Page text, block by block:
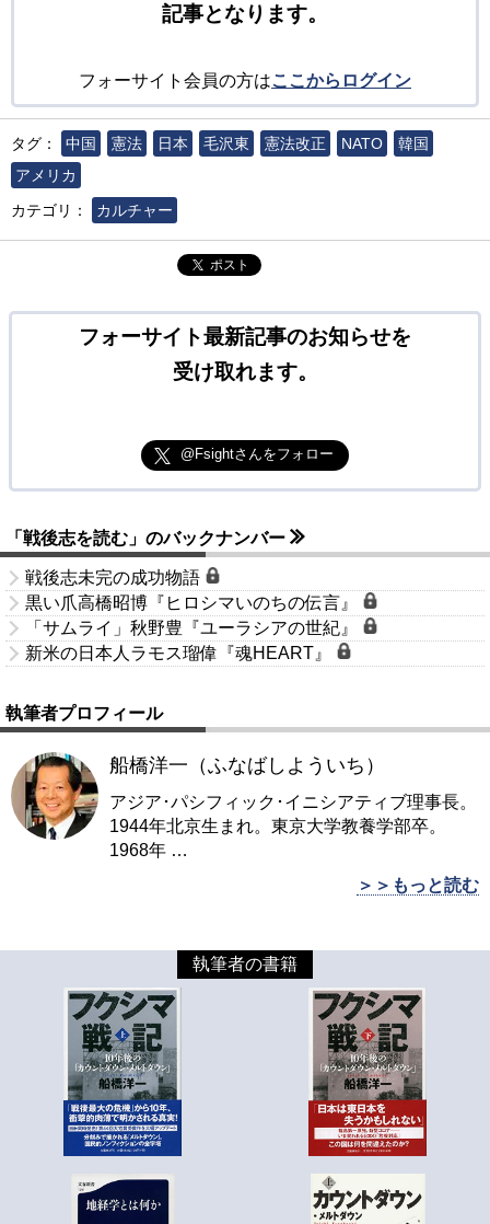
記事となります。
フォーサイト会員の方はここからログイン
タグ： 中国 憲法 日本 毛沢東 憲法改正 NATO
韓国
アメリカ
カテゴリ：
カルチャー
ポスト
フォーサイト最新記事のお知らせを
受け取れます。
@Fsightさんをフォロー
「戦後志を読む」のバックナンバー
戦後志未完の成功物語
黒い爪高橋昭博『ヒロシマいのちの伝言』
「サムライ」秋野豊『ユーラシアの世紀』
新米の日本人ラモス瑠偉『魂HEART』
執筆者プロフィール
船橋洋一（ふなばしよういち）
アジア･パシフィック･イニシアティブ理事長。
1944年北京生まれ。東京大学教養学部卒。
1968年 …
＞＞もっと読む
執筆者の書籍